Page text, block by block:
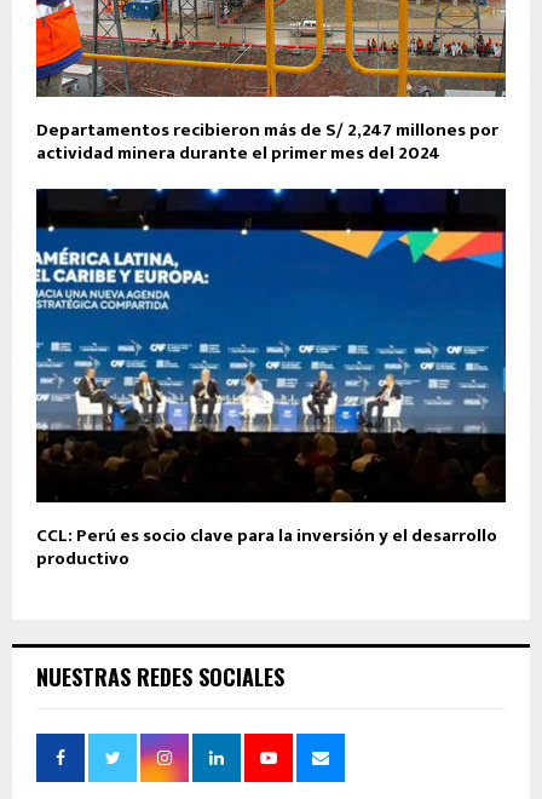
Departamentos recibieron más de S/ 2,247 millones por
actividad minera durante el primer mes del 2024
CCL: Perú es socio clave para la inversión y el desarrollo
productivo
NUESTRAS REDES SOCIALES